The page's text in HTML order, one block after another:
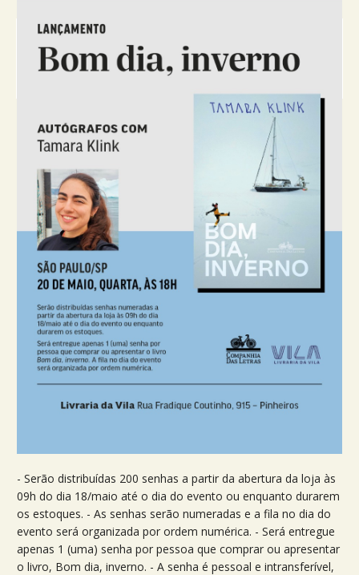
- Serão distribuídas 200 senhas a partir da abertura da loja às
09h do dia 18/maio até o dia do evento ou enquanto durarem
os estoques. - As senhas serão numeradas e a fila no dia do
evento será organizada por ordem numérica. - Será entregue
apenas 1 (uma) senha por pessoa que comprar ou apresentar
o livro, Bom dia, inverno. - A senha é pessoal e intransferível,